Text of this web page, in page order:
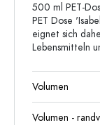
500 ml PET-
PET Dose
eignet sich
Lebensmitteln
Volumen
Volumen -